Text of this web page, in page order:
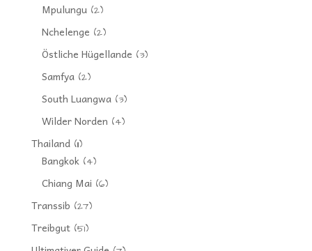
Mpulungu(2)
Nchelenge (2)
Östliche Hügellande (3)
Samfya(2)
South Luangwa(3)
Wilder Norden (4)
Thailand(11)
Bangkok(4)
Chiang Mai (6)
Transsib (27)
Treibgut(51)